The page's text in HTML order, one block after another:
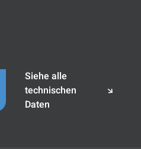
Siehe alle
technischen
Daten